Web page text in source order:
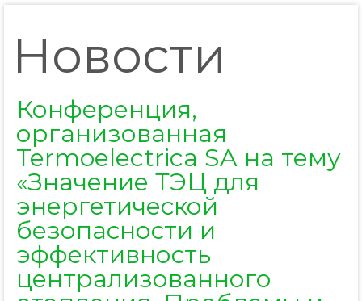
Новости
Конференция,
организованная
Termoelectrica SA на тему
«Значение ТЭЦ для
энергетической
безопасности и
эффективность
централизованного